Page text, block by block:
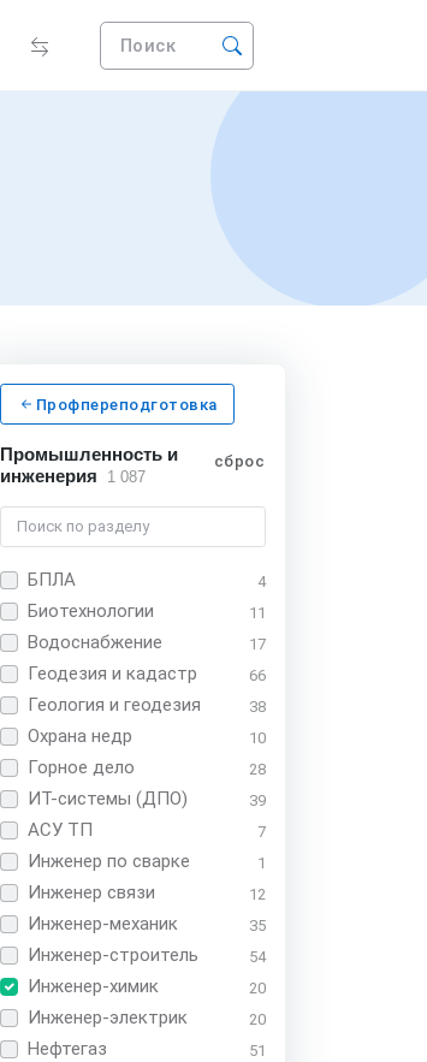
Поиск
Профпереподготовка
Промышленность и
инженерия
1 087
сбросить
БПЛА 4
Биотехнологии 11
Водоснабжение 17
Геодезия и кадастр 66
Геология и геодезия 38
Охрана недр 10
Горное дело 28
ИТ-системы (ДПО) 39
АСУ ТП 7
Инженер по сварке 1
Инженер связи 12
Инженер-механик 35
Инженер-строитель 54
Инженер-химик 20
Инженер-электрик 20
Нефтегаз 51